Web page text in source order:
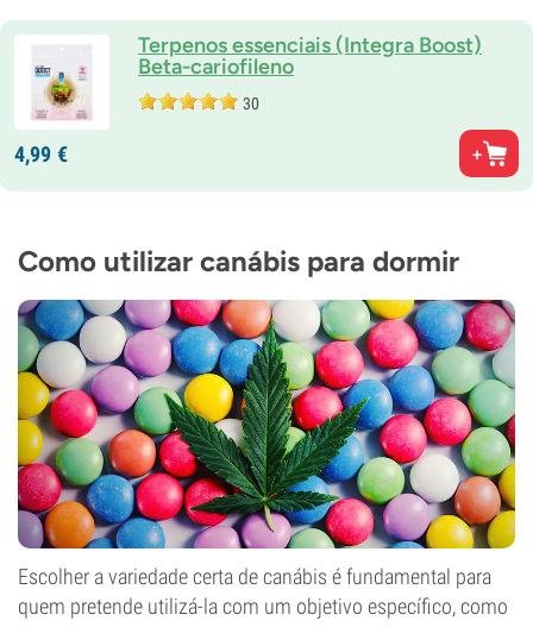
Terpenos essenciais (Integra Boost)
Beta-cariofileno
30
4,99 €
Como utilizar canábis para dormir
Escolher a variedade certa de canábis é fundamental para
quem pretende utilizá-la com um objetivo específico, como